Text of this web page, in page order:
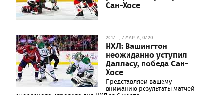
Сан-Хосе
2017 Г., 7 МАРТА, 07:20
НХЛ: Вашингтон
неожиданно уступил
Далласу, победа Сан-
Хосе
Представляем вашему
вниманию результаты матчей